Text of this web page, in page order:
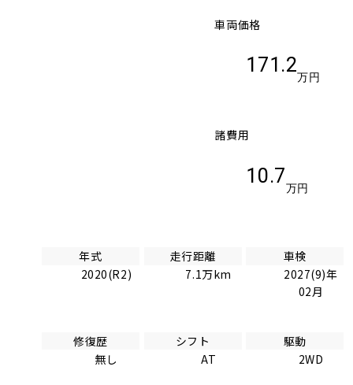
車両価格
171.2
万円
諸費用
10.7
万円
年式
2020(R2)
走行距離
7.1万km
車検
2027(9)年
02月
修復歴
無し
シフト
AT
駆動
2WD